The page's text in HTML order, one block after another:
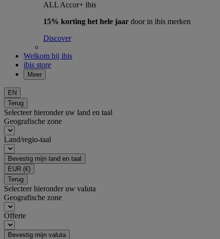
ALL Accor+ ibis
15% korting het hele jaar door in ibis merken
Discover
Welkom bij ibis
ibis store
Meer
EN
Terug
Selecteer hieronder uw land en taal
Geografische zone
Land/regio-taal
Bevestig mijn land en taal
EUR (€)
Terug
Selecteer hieronder uw valuta
Geografische zone
Offerte
Bevestig mijn valuta